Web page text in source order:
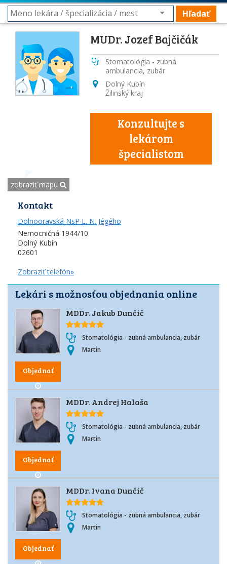
Hľadať
MUDr. Jozef Bajčičák
Stomatológia - zubná
ambulancia, zubár
Dolný Kubín
Žilinský kraj
Konzultujte s
lekárom
špecialistom
zobraziť mapu
Kontakt
Dolnooravská NsP L. N. Jégého
Nemocničná 1944/10
Dolný Kubín
02601
Zobraziť telefón»
Lekári s možnosťou objednania online
Objednať
MDDr. Jakub Dunčič
Stomatológia - zubná ambulancia, zubár
Martin
Objednať
MDDr. Andrej Halaša
Stomatológia - zubná ambulancia, zubár
Martin
Objednať
MDDr. Ivana Dunčič
Stomatológia - zubná ambulancia, zubár
Martin